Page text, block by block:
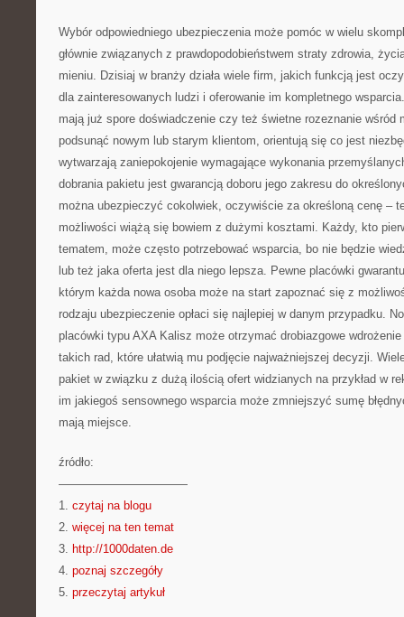
Wybór odpowiedniego ubezpieczenia może pomóc w wielu
głównie związanych z prawdopodobieństwem straty zdrowia,
mieniu. Dzisiaj w branży działa wiele firm, jakich funkcją jest
dla zainteresowanych ludzi i oferowanie im kompletnego
mają już spore doświadczenie czy też świetne rozeznanie wśród
podsunąć nowym lub starym klientom, orientują się co jest
wytwarzają zaniepokojenie wymagające wykonania
dobrania pakietu jest gwarancją doboru jego zakresu do
można ubezpieczyć cokolwiek, oczywiście za określoną cenę –
możliwości wiążą się bowiem z dużymi kosztami. Każdy, kto
tematem, może często potrzebować wsparcia, bo nie będzie
lub też jaka oferta jest dla niego lepsza. Pewne placówki
którym każda nowa osoba może na start zapoznać się z
rodzaju ubezpieczenie opłaci się najlepiej w danym przypadku.
placówki typu AXA Kalisz może otrzymać drobiazgowe
takich rad, które ułatwią mu podjęcie najważniejszej decyzji.
pakiet w związku z dużą ilością ofert widzianych na przykład w
im jakiegoś sensownego wsparcia może zmniejszyć sumę
mają miejsce.
źródło:
———————————
1. czytaj na blogu
2. więcej na ten temat
3. http://1000daten.de
4. poznaj szczegóły
5. przeczytaj artykuł